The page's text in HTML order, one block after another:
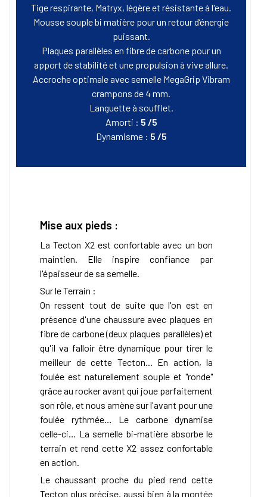
Tige respirante, Matryx, légère et résistante à l'eau.
Mousse souple bi matière pour un retour d’énergie
puissant.
Plaques parallèles en fibre de carbone pour un
apport de stabilité et une propulsion à vive allure.
Accroche optimale avec semelle MegaGrip Vibram
crampons de 4 mm.
Languette à soufflet.
Amorti : 5 /5
Dynamisme : 5 /5
Mise aux pieds :
La Tecton X2 est confortable avec un bon
maintien. Elle inspire confiance par
l'épaisseur de sa semelle.
Sur le Terrain :
On ressent tout de suite que l'on est en
présence d'une chaussure avec plaques en
fibre de carbone (deux plaques parallèles) et
qu'il va falloir être dynamique pour tirer le
meilleur de cette Tecton... En action, la
foulée est naturellement souple et "ronde"
grâce au rocker avant qui joue parfaitement
son rôle, et nous amène sur l'avant pour une
foulée rythmée… Le carbone dynamise
celle-ci… La semelle bi-matière absorbe le
terrain et rend cette X2 assez confortable
en action.
Le chaussant proche du pied rend cette
Tecton plus précise, aussi bien à la montée